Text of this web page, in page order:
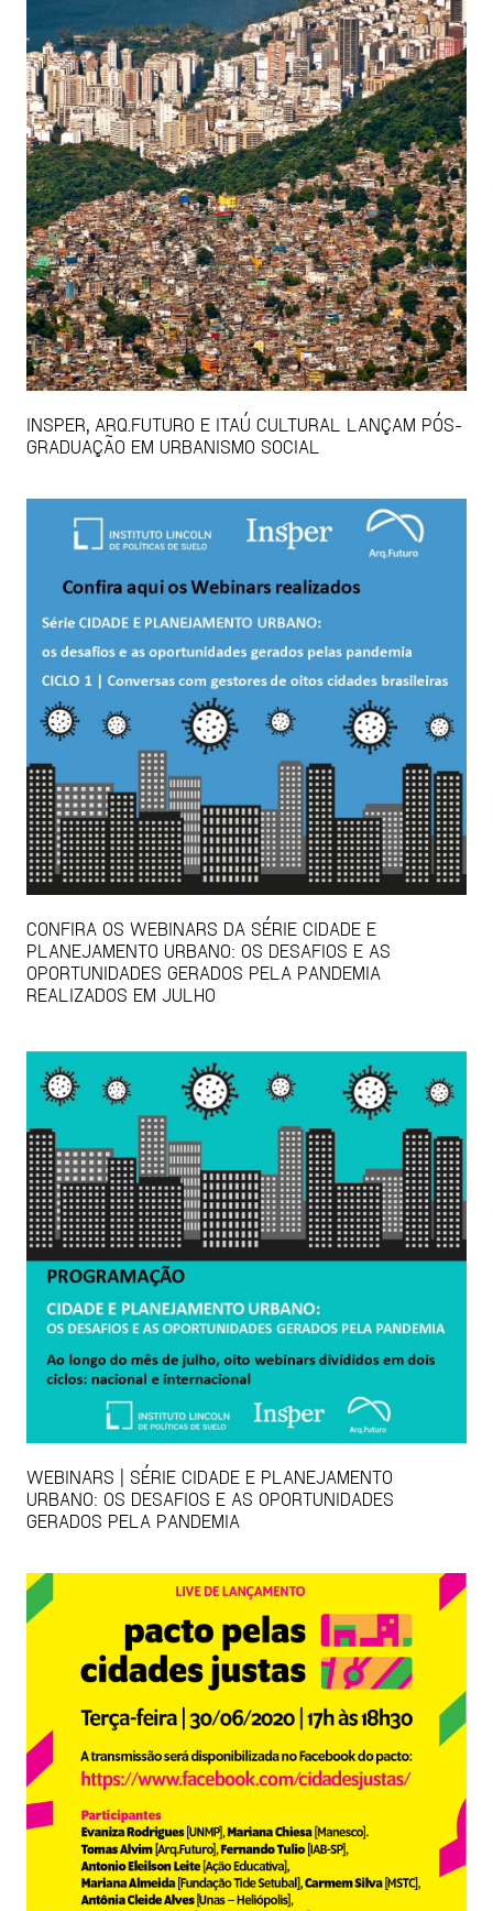
INSPER, ARQ.FUTURO E ITAÚ CULTURAL LANÇAM PÓS-
GRADUAÇÃO EM URBANISMO SOCIAL
CONFIRA OS WEBINARS DA SÉRIE CIDADE E
PLANEJAMENTO URBANO: OS DESAFIOS E AS
OPORTUNIDADES GERADOS PELA PANDEMIA
REALIZADOS EM JULHO
WEBINARS | SÉRIE CIDADE E PLANEJAMENTO
URBANO: OS DESAFIOS E AS OPORTUNIDADES
GERADOS PELA PANDEMIA